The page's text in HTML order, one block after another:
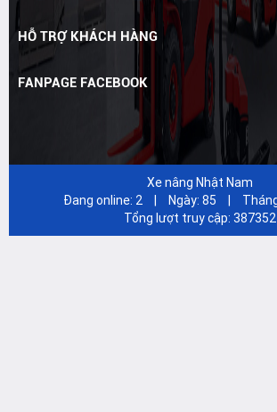
HỖ TRỢ KHÁCH HÀNG
FANPAGE FACEBOOK
Xe nâng Nhật Nam
Đang online: 2 | Ngày: 85 |
Tổng lượt truy cập: 387352